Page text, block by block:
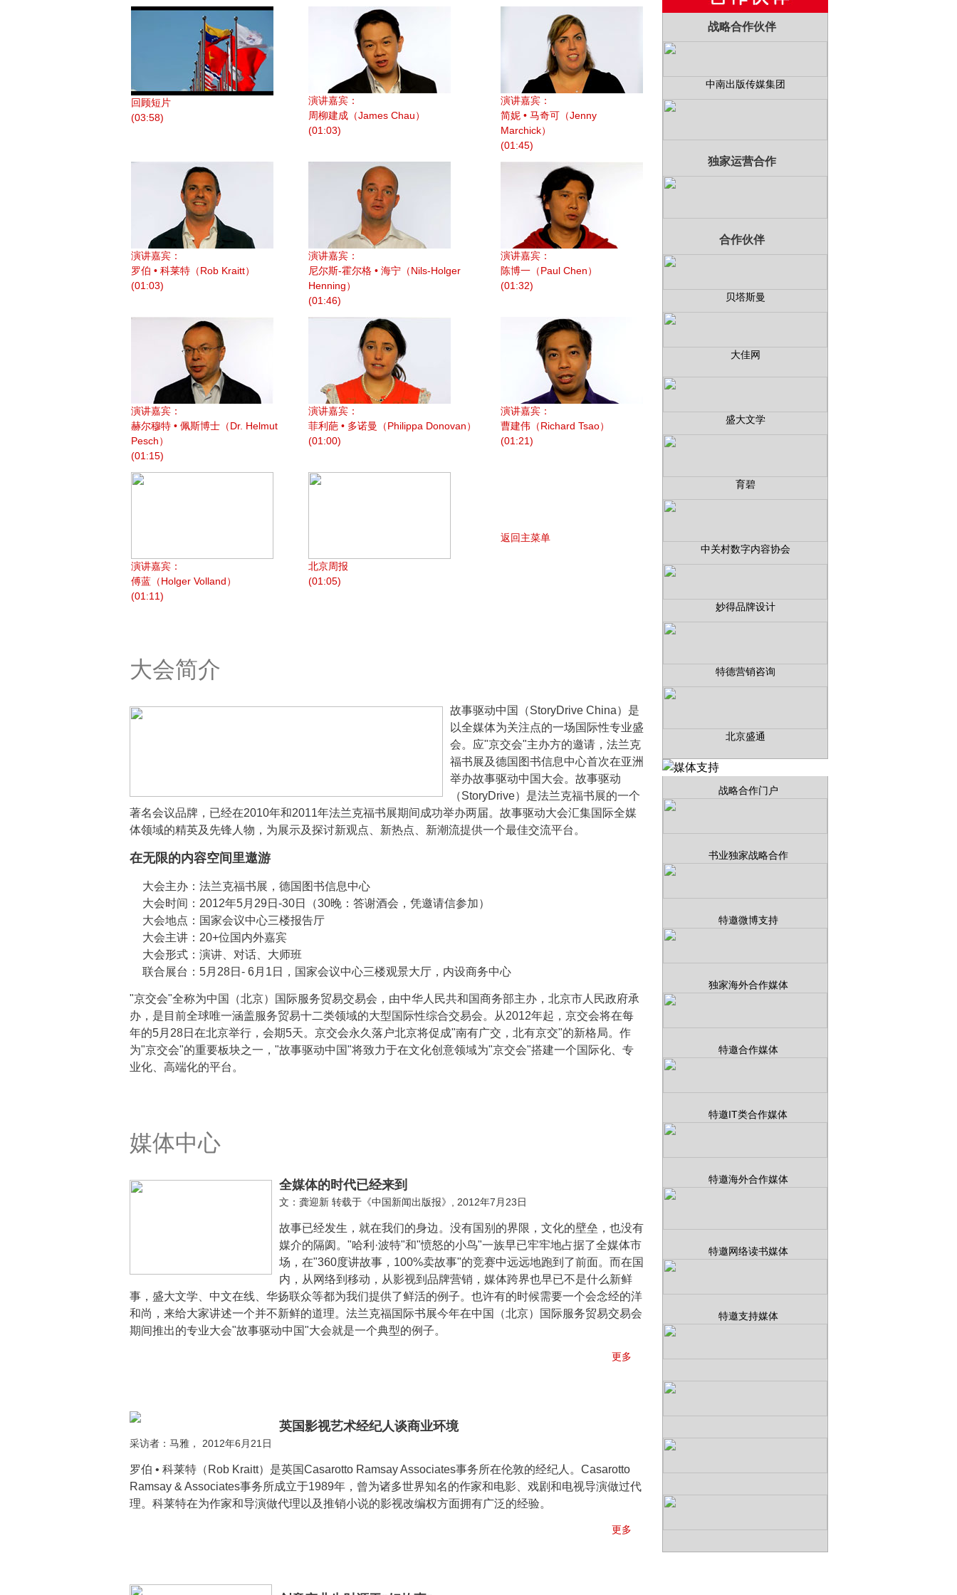
回顾短片
(03:58)
演讲嘉宾：
周柳建成（James Chau）
(01:03)
演讲嘉宾：
简妮 • 马奇可（Jenny
Marchick）
(01:45)
演讲嘉宾：
罗伯 • 科莱特（Rob Kraitt）
(01:03)
演讲嘉宾：
尼尔斯-霍尔格 • 海宁（Nils-Holger
Henning）
(01:46)
演讲嘉宾：
陈博一（Paul Chen）
(01:32)
演讲嘉宾：
赫尔穆特 • 佩斯博士（Dr. Helmut
Pesch）
(01:15)
演讲嘉宾：
菲利葩 • 多诺曼（Philippa Donovan）
(01:00)
演讲嘉宾：
曹建伟（Richard Tsao）
(01:21)
演讲嘉宾：
傅蓝（Holger Volland）
(01:11)
北京周报
(01:05)
返回主菜单
大会简介
故事驱动中国（StoryDrive China）是
以全媒体为关注点的一场国际性专业盛
会。应"京交会"主办方的邀请，法兰克
福书展及德国图书信息中心首次在亚洲
举办故事驱动中国大会。故事驱动
（StoryDrive）是法兰克福书展的一个
著名会议品牌，已经在2010年和2011年法兰克福书展期间成功举办两届。故事驱动大会汇集国际全媒
体领域的精英及先锋人物，为展示及探讨新观点、新热点、新潮流提供一个最佳交流平台。
在无限的内容空间里遨游
大会主办：法兰克福书展，德国图书信息中心
大会时间：2012年5月29日-30日（30晚：答谢酒会，凭邀请信参加）
大会地点：国家会议中心三楼报告厅
大会主讲：20+位国内外嘉宾
大会形式：演讲、对话、大师班
联合展台：5月28日- 6月1日，国家会议中心三楼观景大厅，内设商务中心
"京交会"全称为中国（北京）国际服务贸易交易会，由中华人民共和国商务部主办，北京市人民政府承
办，是目前全球唯一涵盖服务贸易十二类领域的大型国际性综合交易会。从2012年起，京交会将在每
年的5月28日在北京举行，会期5天。京交会永久落户北京将促成"南有广交，北有京交"的新格局。作
为"京交会"的重要板块之一，"故事驱动中国"将致力于在文化创意领域为"京交会"搭建一个国际化、专
业化、高端化的平台。
媒体中心
全媒体的时代已经来到
文：龚迎新 转载于《中国新闻出版报》, 2012年7月23日
故事已经发生，就在我们的身边。没有国别的界限，文化的壁垒，也没有
媒介的隔阂。"哈利·波特"和"愤怒的小鸟"一族早已牢牢地占据了全媒体市
场，在"360度讲故事，100%卖故事"的竞赛中远远地跑到了前面。而在国
内，从网络到移动，从影视到品牌营销，媒体跨界也早已不是什么新鲜
事，盛大文学、中文在线、华扬联众等都为我们提供了鲜活的例子。也许有的时候需要一个会念经的洋
和尚，来给大家讲述一个并不新鲜的道理。法兰克福国际书展今年在中国（北京）国际服务贸易交易会
期间推出的专业大会"故事驱动中国"大会就是一个典型的例子。
更多
英国影视艺术经纪人谈商业环境
采访者：马雅， 2012年6月21日
罗伯 • 科莱特（Rob Kraitt）是英国Casarotto Ramsay Associates事务所在伦敦的经纪人。Casarotto
Ramsay & Associates事务所成立于1989年，曾为诸多世界知名的作家和电影、戏剧和电视导演做过代
理。科莱特在为作家和导演做代理以及推销小说的影视改编权方面拥有广泛的经验。
更多
战略合作伙伴
中南出版传媒集团
独家运营合作
合作伙伴
贝塔斯曼
大佳网
盛大文学
育碧
中关村数字内容协会
妙得品牌设计
特德营销咨询
北京盛通
战略合作门户
书业独家战略合作
特邀微博支持
独家海外合作媒体
特邀合作媒体
特邀IT类合作媒体
特邀海外合作媒体
特邀网络读书媒体
特邀支持媒体